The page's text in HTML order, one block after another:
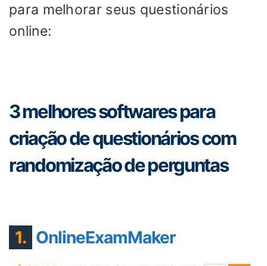
para melhorar seus questionários
online:
3 melhores softwares para
criação de questionários com
randomização de perguntas
1. OnlineExamMaker